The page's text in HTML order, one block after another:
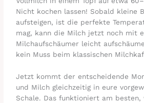
Nicht kochen lassen! Sobald kleine
aufsteigen, ist die perfekte
mag, kann die Milch jetzt noch mit
Milchaufschäumer leicht
kein Muss beim klassischen
Jetzt kommt der entscheidende
und Milch gleichzeitig in eure
Schale. Das funktioniert am besten,